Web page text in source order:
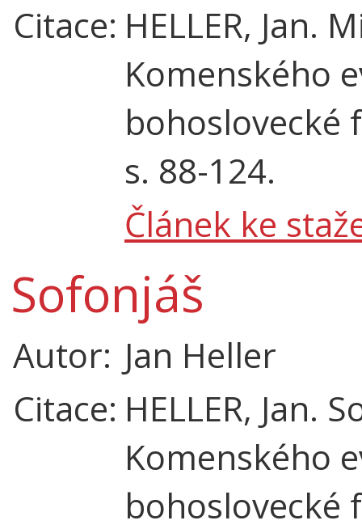
Citace: HELLER, Jan.
Komenského
bohoslovecké
s. 88-124.
Článek ke
Sofonjáš
Autor: Jan Heller
Citace: HELLER, Jan.
Komenského
bohoslovecké